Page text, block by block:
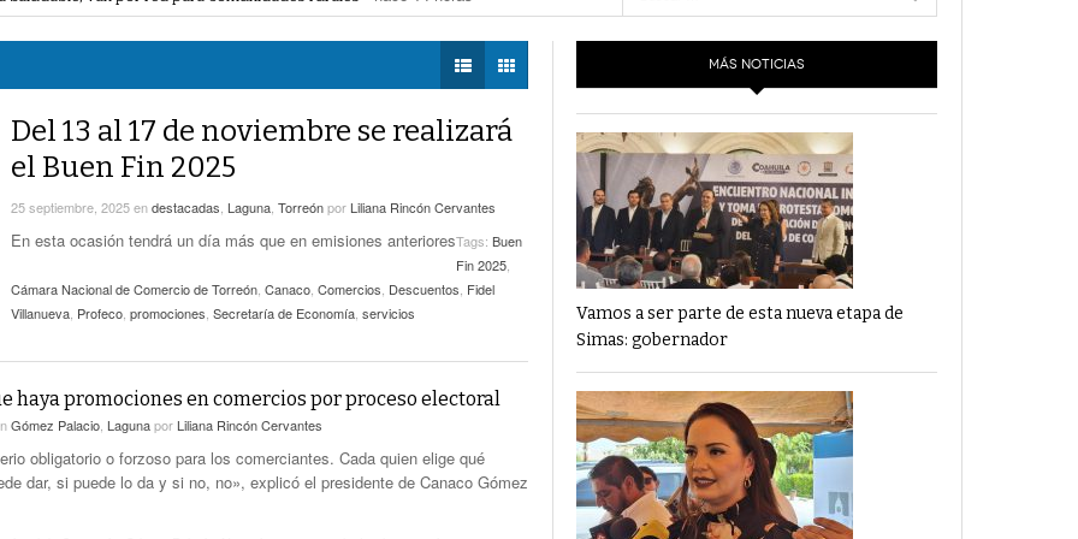
Avance De 33 Por Ciento- hace 16 horas -
No Hubo Daños A Obras Del Sistema Vial
Abastos- Independencia Por Las Lluvias
Próxima Semana- hace 17 horas -
TWEETS AND
Financiamiento’ Por PC29
‘La Laguna: Bomba De Tiempo Por Falta De
Planeación’ Por PC29- 17 mayo, 2021
‘Las Corrupciones, Sus Formas Y Efectos’ Por
PC29- 7 mayo, 2021
ciudadano a 50 jueces en 2028- hace 14 horas -
Lerdo; cámaras captan a responsables- hace 14 horas -
de lotes baldíos
Del 13 al 17 de noviembre se realizará
el Buen Fin 2025
25 septiembre, 2025endestacadas Laguna Torreónpor Liliana Rincón Cervantes
En esta ocasión tendrá un día más que en emisiones anterioresTags: Buen
Fin 2025
Cámara Nacional de Comercio de Torreón Canaco Comercios Descuentos Fidel
Villanueva Profeco promociones Secretaría de Economía servicios
haya promociones en comercios por proceso electoral
Gómez Palacio Lagunapor Liliana Rincón Cervantes
obligatorio o forzoso para los comerciantes. Cada quien elige qué
dar, si puede lo da y si no, no», explicó el presidente de Canaco Gómez
MÁS NOTICIAS
Vamos a ser parte de esta nueva etapa de
Simas: gobernador